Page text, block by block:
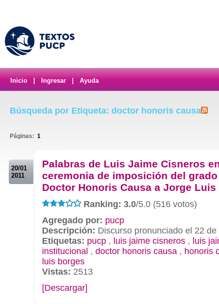
Inicio Ingresar Ayuda
Búsqueda por Etiqueta: doctor honoris causa
Páginas: 1
20/01
2011
Palabras de Luis Jaime Cisneros
ceremonia de imposición del
Doctor Honoris Causa a Jorge Luis
Ranking: 3.0/5.0 (516 votos)
Agregado por: pucp
Descripción: Discurso pronunciado el 22
Etiquetas: pucp , luis jaime cisneros , luis
institucional , doctor honoris causa , honoris
luis borges
Vistas: 2513
[Descargar]